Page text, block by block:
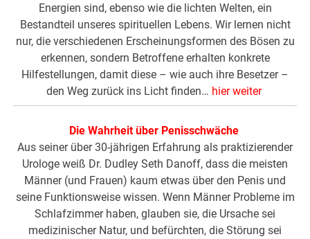
Energien sind, ebenso wie die lichten Welten, ein
Bestandteil unseres spirituellen Lebens. Wir lernen nicht
nur, die verschiedenen Erscheinungsformen des Bösen zu
erkennen, sondern Betroffene erhalten konkrete
Hilfestellungen, damit diese – wie auch ihre Besetzer –
den Weg zurück ins Licht finden… hier weiter
Die Wahrheit über Penisschwäche
Aus seiner über 30-jährigen Erfahrung als praktizierender
Urologe weiß Dr. Dudley Seth Danoff, dass die meisten
Männer (und Frauen) kaum etwas über den Penis und
seine Funktionsweise wissen. Wenn Männer Probleme im
Schlafzimmer haben, glauben sie, die Ursache sei
medizinischer Natur, und befürchten, die Störung sei